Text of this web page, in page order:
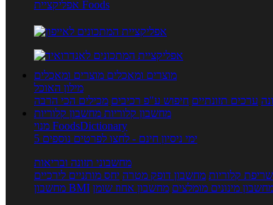
אפליקציית Foods
מוצרים ומאכלים מוצרים ומאכלים
מילון האוכל
ערכים תזונתיים חיפוש ע"פ רכיבים מכילים הכי הרבה
מחשבון קלוריות מחשבון קלוריות
מנוי FoodsDictionary
5 ימי ניסיון חינם - לחצו לפרטים נוספים
מחשבוני תזונה ובריאות
קלוריות מחשבון דופק מטרה יחס מותניים לירכיים
מחשבון BMI
מינונים מומלצים מחשבון אחוז שומן